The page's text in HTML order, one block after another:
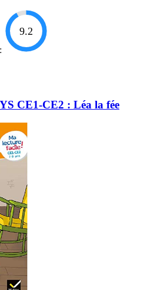
:
9.2
CE1-CE2 : Léa la fée